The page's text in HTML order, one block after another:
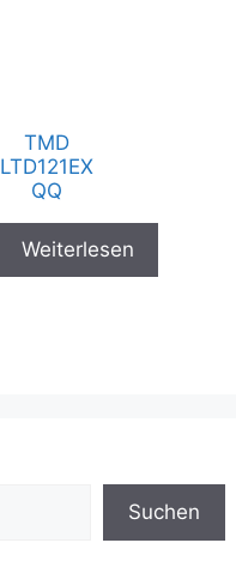
TMD
LTD121EX
QQ
Weiterlesen
Suchen